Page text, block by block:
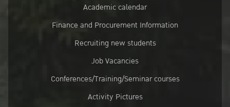
Academic calendar
Finance and Procurement Information
Recruiting new students
Job Vacancies
Conferences/Training/Seminar courses
Activity Pictures